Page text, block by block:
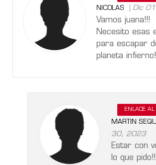
NICOLAS Dic
Vamos juana!!!
Necesito esas
para escapar
planeta
ENLACE AL
MARTIN
30, 2023
Estar con
lo que